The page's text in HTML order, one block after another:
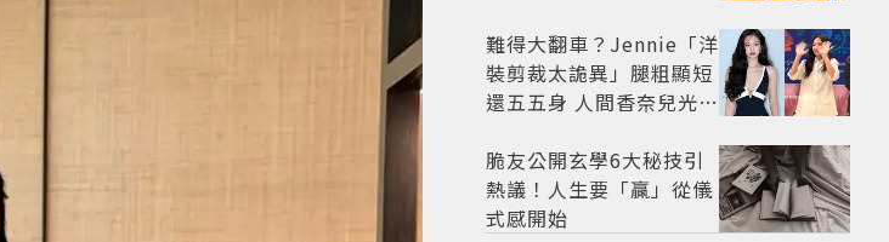
難得大翻車？Jennie「洋
裝剪裁太詭異」腿粗顯短
還五五身 人間香奈兒光環
脆友公開玄學6大秘技引
熱議！人生要「贏」從儀
式感開始